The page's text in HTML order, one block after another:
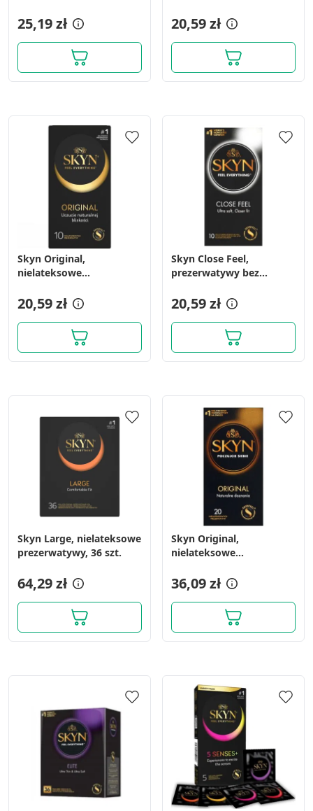
25,19 zł 20,59 zł
Skyn Original,
nielateksowe
20,59 zł
Skyn Close Feel,
prezerwatywy bez
20,59 zł
Skyn Large, nielateksowe
prezerwatywy, 36 szt.
64,29 zł
Skyn Original,
nielateksowe
36,09 zł